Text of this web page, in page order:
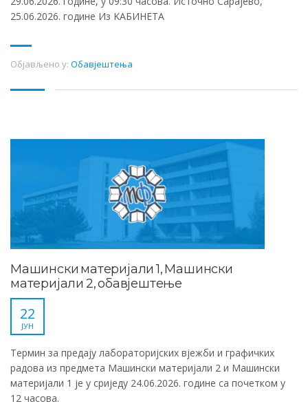
25.06.2026. године Из KАБИНЕТА
Објављено у: Обавјештења
Машински материјали 1, Машински
материјали 2, обавјештење
22
ЈУН
Термин за предају лабораторијских вјежби и графичких
радова из предмета Машински материјали 2 и Машински
материјали 1 је у сриједу 24.06.2026. године са почетком у
12 часова.